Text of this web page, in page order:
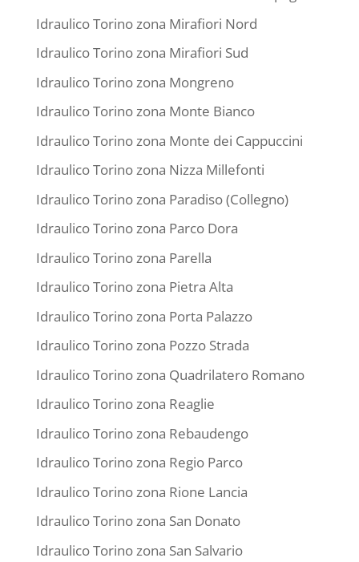
Idraulico Torino zona Mirafiori Nord
Idraulico Torino zona Mirafiori Sud
Idraulico Torino zona Mongreno
Idraulico Torino zona Monte Bianco
Idraulico Torino zona Monte dei Cappuccini
Idraulico Torino zona Nizza Millefonti
Idraulico Torino zona Paradiso (Collegno)
Idraulico Torino zona Parco Dora
Idraulico Torino zona Parella
Idraulico Torino zona Pietra Alta
Idraulico Torino zona Porta Palazzo
Idraulico Torino zona Pozzo Strada
Idraulico Torino zona Quadrilatero Romano
Idraulico Torino zona Reaglie
Idraulico Torino zona Rebaudengo
Idraulico Torino zona Regio Parco
Idraulico Torino zona Rione Lancia
Idraulico Torino zona San Donato
Idraulico Torino zona San Salvario